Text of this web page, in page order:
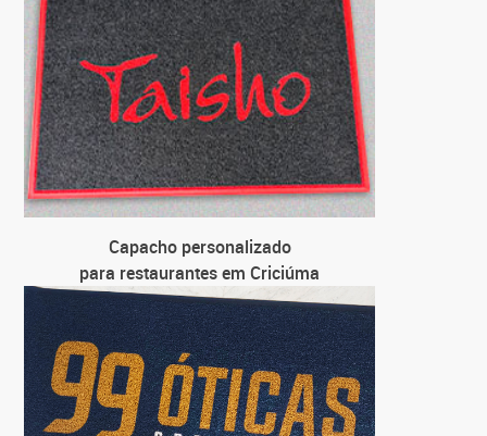
Capacho personalizado
para restaurantes em Criciúma